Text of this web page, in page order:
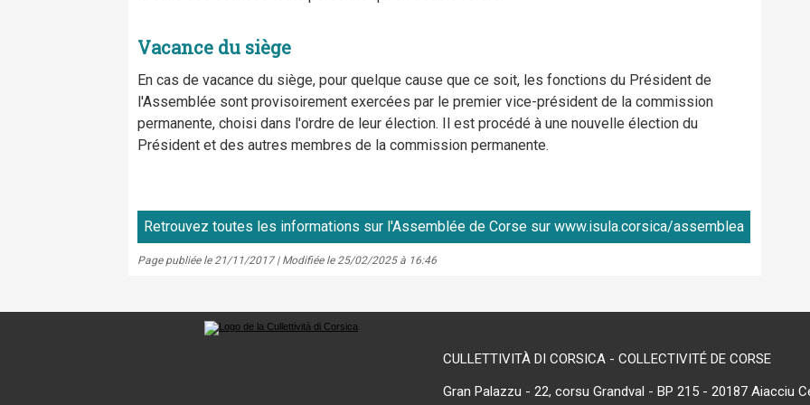
Vacance du siège
En cas de vacance du siège, pour quelque cause que ce soit, les fonctions du Président de
l'Assemblée sont provisoirement exercées par le premier vice-président de la commission
permanente, choisi dans l'ordre de leur élection. Il est procédé à une nouvelle élection du
Président et des autres membres de la commission permanente.
Retrouvez toutes les informations sur l'Assemblée de Corse sur www.isula.corsica/assemblea
Page publiée le 21/11/2017 | Modifiée le 25/02/2025 à 16:46
CULLETTIVITÀ DI CORSICA - COLLECTIVITÉ DE CORSE
Gran Palazzu - 22, corsu Grandval - BP 215 - 20187 Aiacciu